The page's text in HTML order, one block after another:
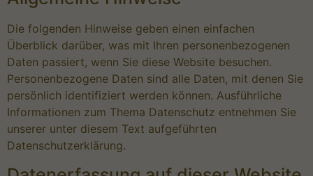
Die folgenden Hinweise geben einen einfachen
Überblick darüber, was mit Ihren personenbezogenen
Daten passiert, wenn Sie diese Website besuchen.
Personenbezogene Daten sind alle Daten, mit denen Sie
persönlich identifiziert werden können. Ausführliche
Informationen zum Thema Datenschutz entnehmen Sie
unserer unter diesem Text aufgeführten
Datenschutzerklärung.